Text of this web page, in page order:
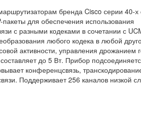
бренда Cisco серии 40-х
для обеспечения использования
с разными кодеками в сочетании с
любого кодека в любой
активности, управления дрожанием
до 5 Вт. Прибор
конференцсвязь,
Поддерживает 256 каналов низкой